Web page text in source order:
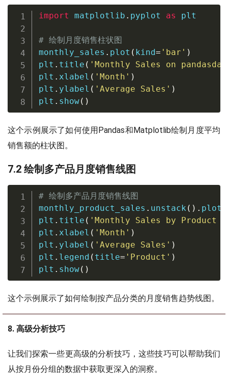
import matplotlib . pyplot as plt
# 绘制月度销售柱状图
monthly_sales . plot ( kind= 'bar' )
plt . title ( 'Monthly Sales on
plt . xlabel ( 'Month' )
plt . ylabel ( 'Average Sales' )
plt . show( )
这个示例展示了如何使用Pandas和Matplotlib绘制月度平均
销售额的柱状图。
7.2 绘制多产品月度销售线图
# 绘制多产品月度销售线图
monthly_product_sales . unstack ( ) . plot
plt . title ( 'Monthly Sales by Product
plt . xlabel ( 'Month' )
plt . ylabel ( 'Average Sales' )
plt . legend ( title= 'Product' )
plt . show( )
这个示例展示了如何绘制按产品分类的月度销售趋势线图。
8. 高级分析技巧
让我们探索一些更高级的分析技巧，这些技巧可以帮助我们
从按月份分组的数据中获取更深入的洞察。